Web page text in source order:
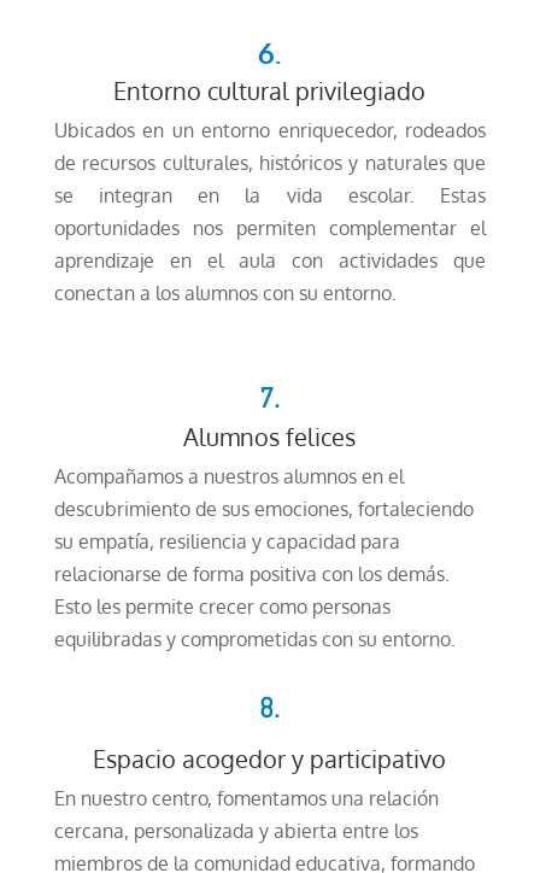
6.
Entorno cultural privilegiado
Ubicados en un entorno enriquecedor, rodeados
de recursos culturales, históricos y naturales que
se integran en la vida escolar. Estas
oportunidades nos permiten complementar el
aprendizaje en el aula con actividades que
conectan a los alumnos con su entorno.
7.
Alumnos felices
Acompañamos a nuestros alumnos en el
descubrimiento de sus emociones, fortaleciendo
su empatía, resiliencia y capacidad para
relacionarse de forma positiva con los demás.
Esto les permite crecer como personas
equilibradas y comprometidas con su entorno.
8.
Espacio acogedor y participativo
En nuestro centro, fomentamos una relación
cercana, personalizada y abierta entre los
miembros de la comunidad educativa, formando